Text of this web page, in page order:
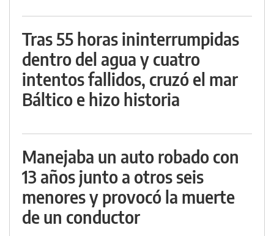
Tras 55 horas ininterrumpidas
dentro del agua y cuatro
intentos fallidos, cruzó el mar
Báltico e hizo historia
Manejaba un auto robado con
13 años junto a otros seis
menores y provocó la muerte
de un conductor